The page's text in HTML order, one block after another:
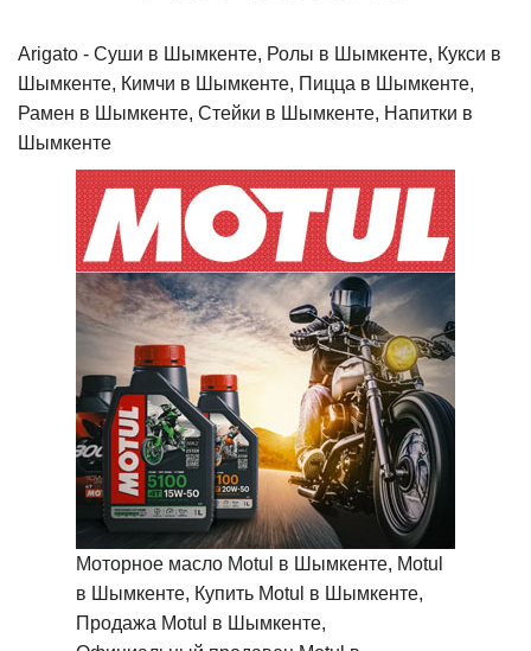
Arigato - Cуши в Шымкенте, Ролы в Шымкенте, Кукси в
Шымкенте, Кимчи в Шымкенте, Пицца в Шымкенте,
Рамен в Шымкенте, Стейки в Шымкенте, Напитки в
Шымкенте
Моторное масло Motul в Шымкенте, Motul
в Шымкенте, Купить Motul в Шымкенте,
Продажа Motul в Шымкенте,